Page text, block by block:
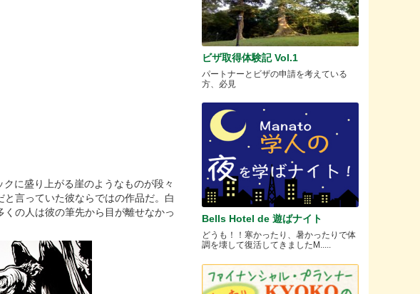
に盛り上がる崖のようなものが段々
言っていた彼ならではの作品だ。白
の人は彼の筆先から目が離せなかっ
ビザ取得体験記 Vol.1
パートナーとビザの申請を考えている
方、必見
Bells Hotel de 遊ばナイト
どうも！！寒かったり、暑かったりで体
調を壊して復活してきましたM.....